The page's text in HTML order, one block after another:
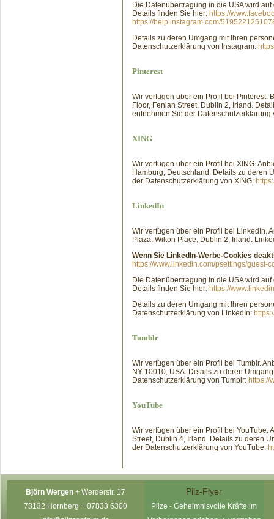
Die Datenübertragung in die USA wird
Details finden Sie hier: https://
https://help.instagram.com/
Details zu deren Umgang mit Ihren
Datenschutzerklärung von Instagram:
Pinterest
Wir verfügen über ein Profil bei Pinterest.
Floor, Fenian Street, Dublin 2, Irland.
entnehmen Sie der Datenschutzerklärung
XING
Wir verfügen über ein Profil bei XING.
Hamburg, Deutschland. Details zu deren
der Datenschutzerklärung von XING:
LinkedIn
Wir verfügen über ein Profil bei LinkedIn.
Plaza, Wilton Place, Dublin 2, Irland.
Wenn Sie LinkedIn-Werbe-Cookies
https://www.linkedin.com/psettings/guest-
Die Datenübertragung in die USA wird
Details finden Sie hier: https://
Details zu deren Umgang mit Ihren
Datenschutzerklärung von LinkedIn:
Tumblr
Wir verfügen über ein Profil bei Tumblr.
NY 10010, USA. Details zu deren
Datenschutzerklärung von Tumblr: https://
YouTube
Wir verfügen über ein Profil bei YouTube.
Street, Dublin 4, Irland. Details zu deren
der Datenschutzerklärung von YouTube:
Björn Wergen + Werderstr. 17
78132 Hornberg + 07833 6300
Pilz-Flyer
Pilze - Geheimnisvolle Kräfte im